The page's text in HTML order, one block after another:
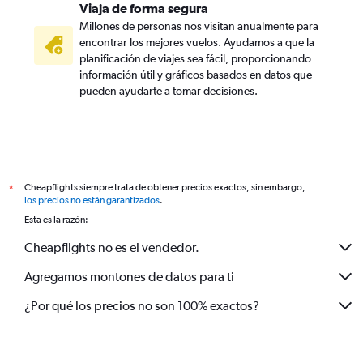
Viaja de forma segura
Millones de personas nos visitan anualmente para
encontrar los mejores vuelos. Ayudamos a que la
planificación de viajes sea fácil, proporcionando
información útil y gráficos basados en datos que
pueden ayudarte a tomar decisiones.
*
Cheapflights siempre trata de obtener precios exactos, sin embargo,
los precios no están garantizados.
Esta es la razón:
Cheapflights no es el vendedor.
Agregamos montones de datos para ti
¿Por qué los precios no son 100% exactos?